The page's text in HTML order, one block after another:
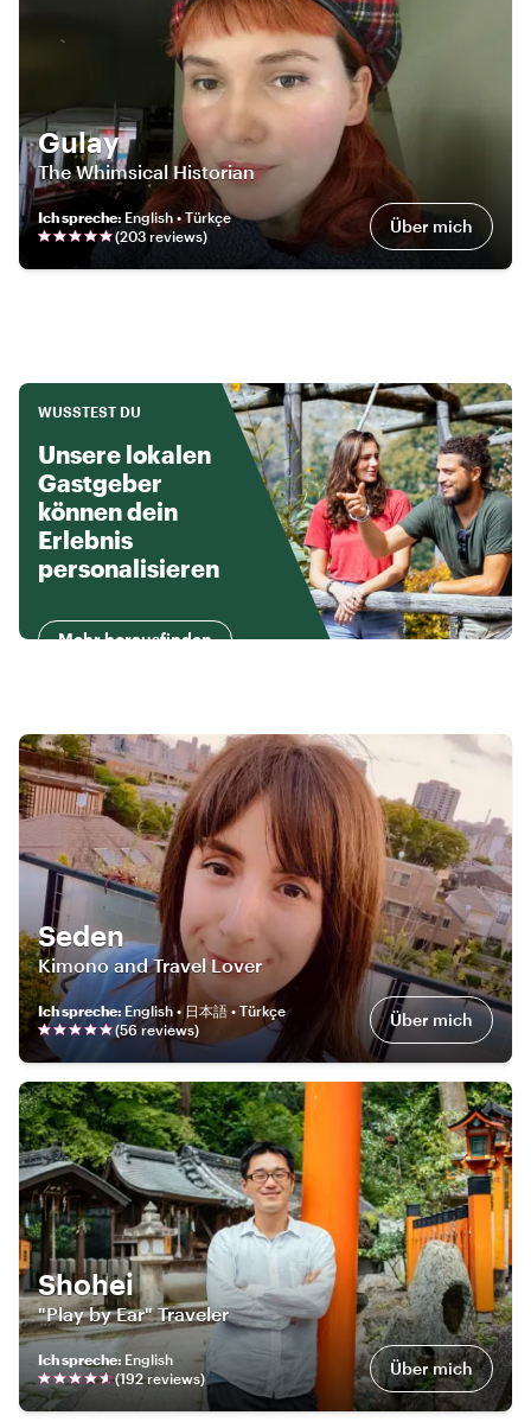
Gulay
The Whimsical Historian
Ich spreche: English • Türkçe
(203 reviews) Über mich
WUSSTEST DU
Unsere lokalen
Gastgeber
können dein
Erlebnis
personalisieren
Mehr herausfinden
Seden
Kimono and Travel Lover
Ich spreche: English • 日本語 • Türkçe
(56 reviews) Über mich
Shohei
"Play by Ear" Traveler
Ich spreche: English
(192reviews) Über mich